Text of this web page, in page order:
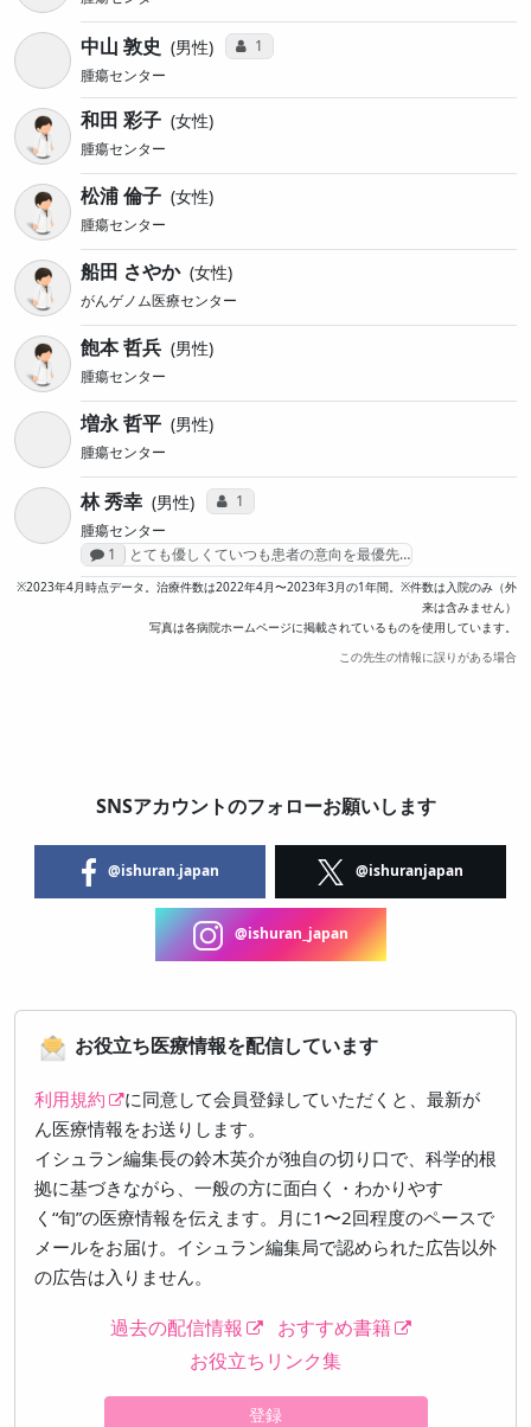
中山 敦史 男性 コミュニケーション・タイプ投票数
1
腫瘍センター
和田 彩子 女性
腫瘍センター
松浦 倫子 女性
腫瘍センター
船田 さやか 女性
がんゲノム医療センター
飽本 哲兵 男性
腫瘍センター
増永 哲平 男性
腫瘍センター
林 秀幸 男性 コミュニケーション・タイプ投票数
1
腫瘍センター
感想投稿数
1 とても優しくていつも患者の意向を最優先…
※2023年4月時点データ。治療件数は2022年4月〜2023年3月の1年間。※件数は入院のみ（外
来は含みません）
写真は各病院ホームページに掲載されているものを使用しています。
この先生の情報に誤りがある場合
SNSアカウントのフォローお願いします
@ishuran.japan @ishuranjapan
@ishuran_japan
お役立ち医療情報を配信しています
利用規約
に同意して会員登録していただくと、最新が
ん医療情報をお送りします。
イシュラン編集長の鈴木英介が独自の切り口で、科学的根
拠に基づきながら、一般の方に面白く・わかりやす
く“旬”の医療情報を伝えます。月に1〜2回程度のペースで
メールをお届け。イシュラン編集局で認められた広告以外
の広告は入りません。
過去の配信情報
おすすめ書籍
お役立ちリンク集
登録